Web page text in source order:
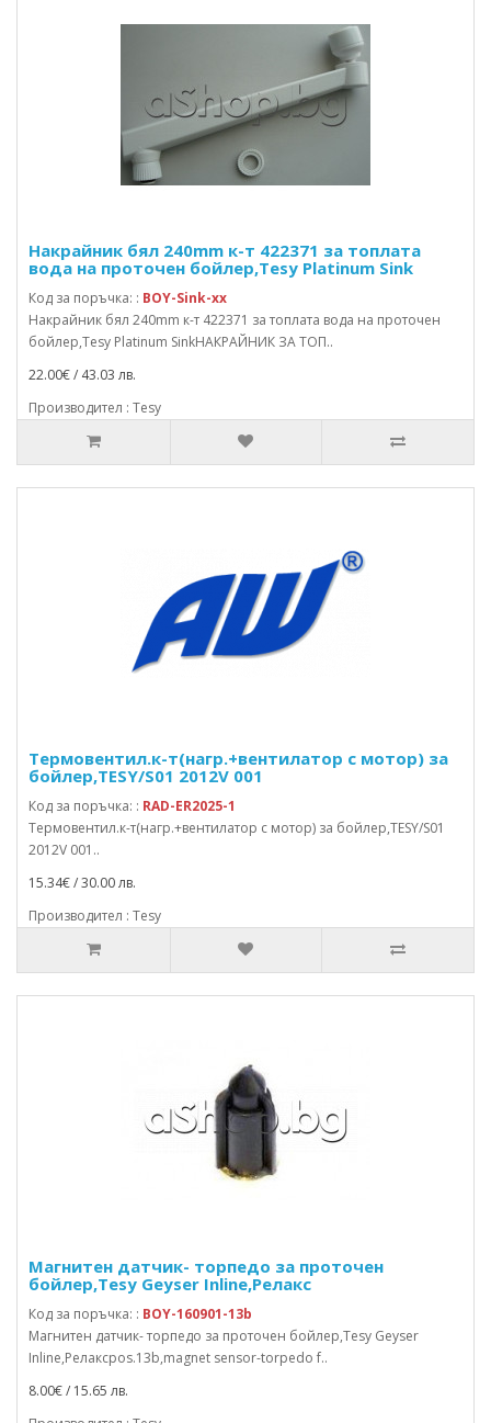
Накрайник бял 240mm к-т 422371 за топлата
вода на проточен бойлер,Tesy Platinum Sink
Код за поръчка: : BOY-Sink-xx
Накрайник бял 240mm к-т 422371 за топлата вода на проточен
бойлер,Tesy Platinum SinkНАКРАЙНИК ЗА ТОП..
22.00€ / 43.03 лв.
Производител : Tesy
Термовентил.к-т(нагр.+вентилатор с мотор) за
бойлер,TESY/S01 2012V 001
Код за поръчка: : RAD-ER2025-1
Термовентил.к-т(нагр.+вентилатор с мотор) за бойлер,TESY/S01
2012V 001..
15.34€ / 30.00 лв.
Производител : Tesy
Магнитен датчик- торпедо за проточен
бойлер,Tesy Geyser Inline,Релакс
Код за поръчка: : BOY-160901-13b
Магнитен датчик- торпедо за проточен бойлер,Tesy Geyser
Inline,Релаксpos.13b,magnet sensor-torpedo f..
8.00€ / 15.65 лв.